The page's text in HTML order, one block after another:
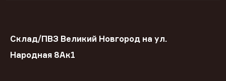
Склад/ПВЗ Великий Новгород на ул.
Народная 8Ак1